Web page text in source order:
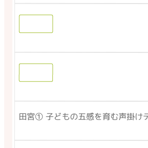
田宮① 子どもの五感を育む声掛け